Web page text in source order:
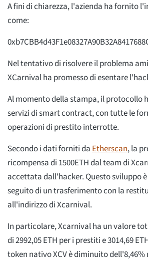
A fini di chiarezza, l'azienda ha fornito
come:
Nel tentativo di risolvere il problema
XCarnival ha promesso di esentare
Al momento della stampa, il protocollo
servizi di smart contract, con tutte le
operazioni di prestito interrotte.
Secondo i dati forniti daEtherscan, la
ricompensa di 1500ETH dal team di
accettata dall'hacker. Questo sviluppo
seguito di un trasferimento con la
all'indirizzo di Xcarnival.
In particolare, Xcarnival ha un valore
di 2992,05 ETH per i prestiti e 3014,69
token nativo XCV è diminuito dell'8,46%